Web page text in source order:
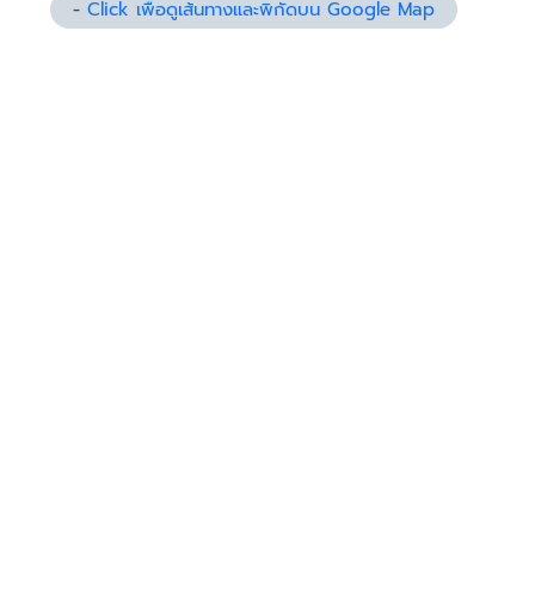
-Click เพื่อดูเส้นทางและพิกัดบน Google Map